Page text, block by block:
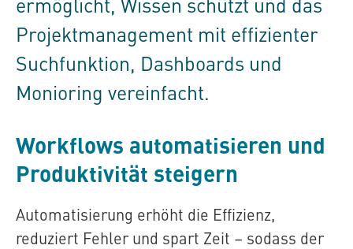
Projektmanagement mit effizienter
Suchfunktion, Dashboards und
Monioring vereinfacht.
Workflows automatisieren und
Produktivität steigern
Automatisierung erhöht die Effizienz,
reduziert Fehler und spart Zeit – sodass der